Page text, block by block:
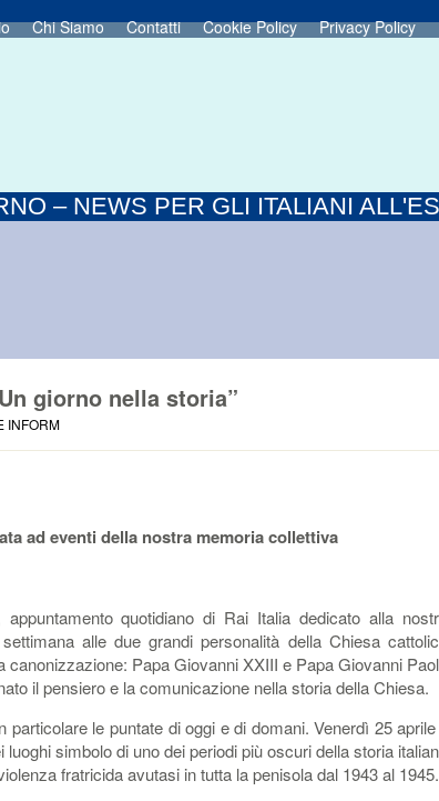
Chi Siamo Contatti Cookie Policy Privacy Policy
– NEWS PER GLI ITALIANI
giorno nella storia”
INFORM
ad eventi della nostra memoria collettiva
quotidiano di Rai Italia dedicato alla
alle due grandi personalità della Chiesa
canonizzazione: Papa Giovanni XXIII e Papa Giovanni
il pensiero e la comunicazione nella storia della Chiesa.
le puntate di oggi e di domani. Venerdì 25
simbolo di uno dei periodi più oscuri della storia
fratricida avutasi in tutta la penisola dal 1943 al 1945.